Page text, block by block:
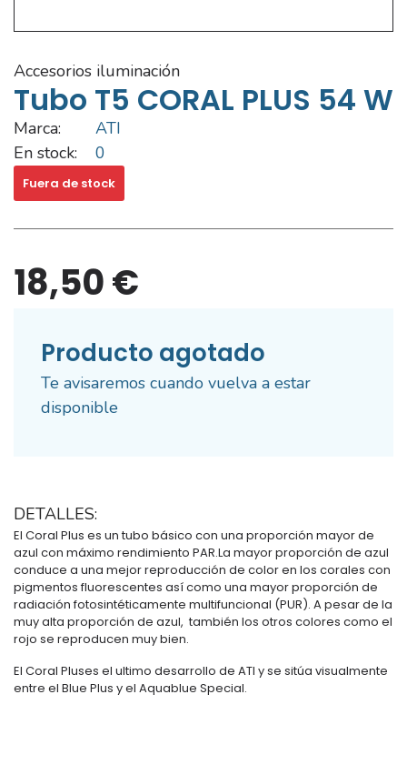
accesorios iluminación
Tubo T5 CORAL PLUS 54 W
Marca:
ATI
En stock:
0
Fuera de stock
18,50 €
Producto agotado
Te avisaremos cuando vuelva a estar
disponible
DETALLES:
El Coral Plus es un tubo básico con una proporción mayor de
azul con máximo rendimiento PAR.La mayor proporción de azul
conduce a una mejor reproducción de color en los corales con
pigmentos fluorescentes así como una mayor proporción de
radiación fotosintéticamente multifuncional (PUR). A pesar de la
muy alta proporción de azul, también los otros colores como el
rojo se reproducen muy bien.
El Coral Pluses el ultimo desarrollo de ATI y se sitúa visualmente
entre el Blue Plus y el Aquablue Special.